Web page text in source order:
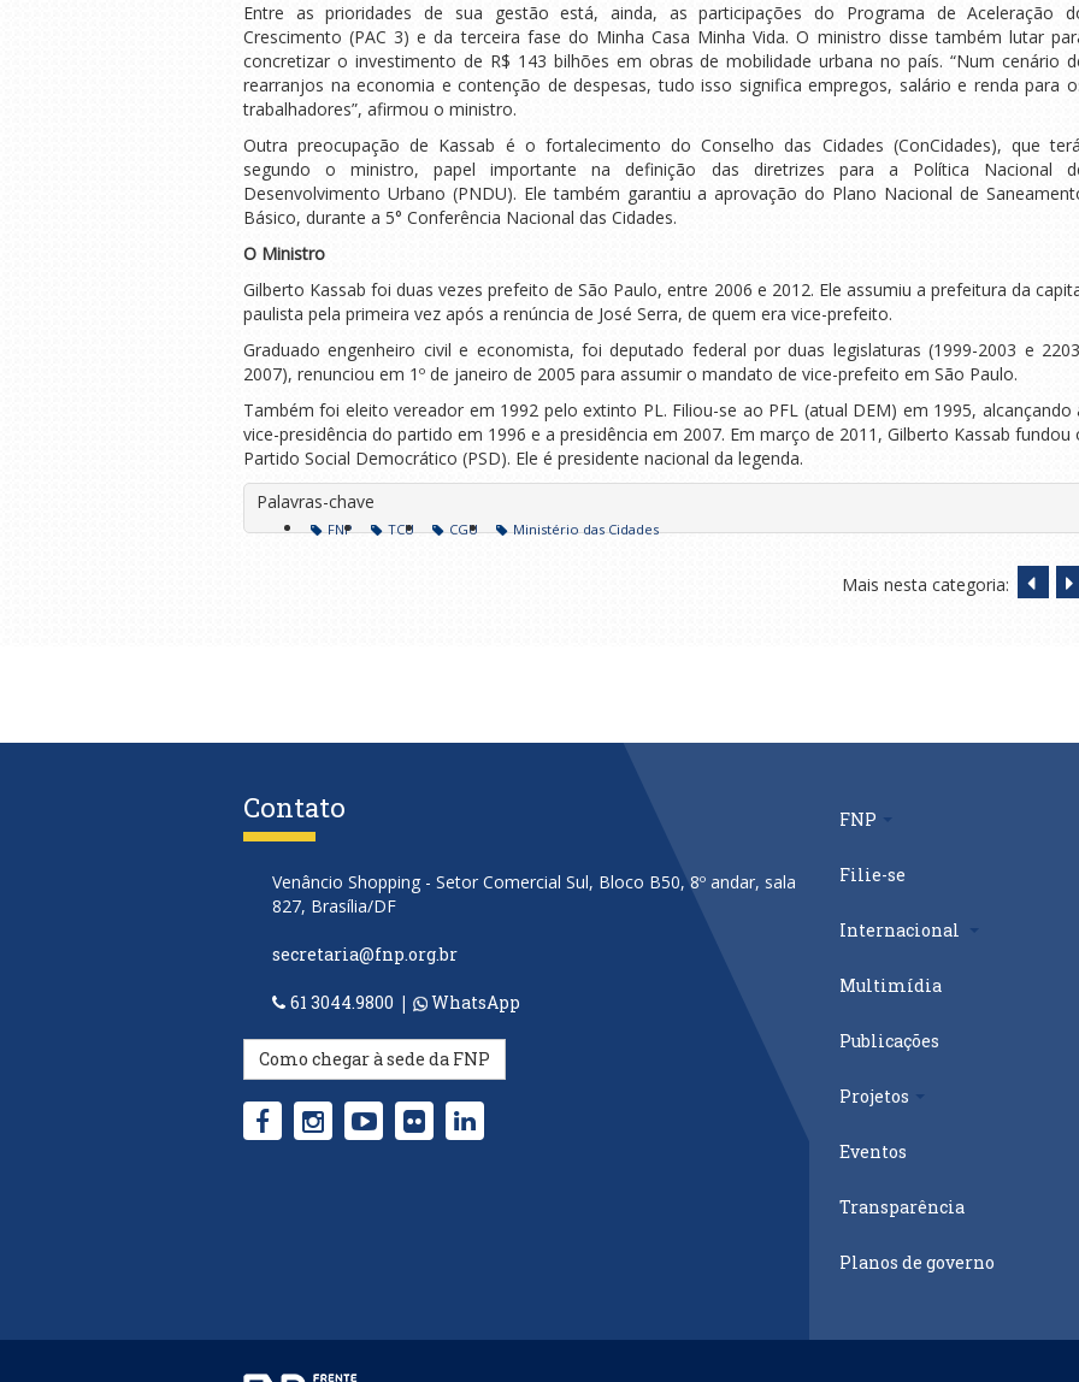
Entre as prioridades de sua gestão está, ainda, as participações do Programa de Aceleração
Crescimento (PAC 3) e da terceira fase do Minha Casa Minha Vida. O ministro disse também lutar
concretizar o investimento de R$ 143 bilhões em obras de mobilidade urbana no país. “Num cenário
rearranjos na economia e contenção de despesas, tudo isso significa empregos, salário e renda para
trabalhadores”, afirmou o ministro.
Outra preocupação de Kassab é o fortalecimento do Conselho das Cidades (ConCidades), que
segundo o ministro, papel importante na definição das diretrizes para a Política Nacional
Desenvolvimento Urbano (PNDU). Ele também garantiu a aprovação do Plano Nacional de
Básico, durante a 5° Conferência Nacional das Cidades.
O Ministro
Gilberto Kassab foi duas vezes prefeito de São Paulo, entre 2006 e 2012. Ele assumiu a prefeitura da
paulista pela primeira vez após a renúncia de José Serra, de quem era vice-prefeito.
Graduado engenheiro civil e economista, foi deputado federal por duas legislaturas (1999-2003 e
2007), renunciou em 1º de janeiro de 2005 para assumir o mandato de vice-prefeito em São Paulo.
Também foi eleito vereador em 1992 pelo extinto PL. Filiou-se ao PFL (atual DEM) em 1995, alcançando
vice-presidência do partido em 1996 e a presidência em 2007. Em março de 2011, Gilberto Kassab fundou
Partido Social Democrático (PSD). Ele é presidente nacional da legenda.
Palavras-chave
FNP TCU CGU Ministério das Cidades
Mais nesta categoria:
Contato
Venâncio Shopping - Setor Comercial Sul, Bloco B50, 8º andar, sala
827, Brasília/DF
secretaria@fnp.org.br
61 3044.9800 | WhatsApp
Como chegar à sede da FNP
FNP
Filie-se
Internacional
Multimídia
Publicações
Projetos
Eventos
Transparência
Planos de governo